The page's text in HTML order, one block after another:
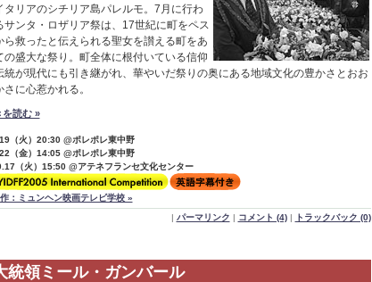
タリアのシチリア島パレルモ。7月に行わ
サンタ・ロザリア祭は、17世紀に町をペス
ら救ったと伝えられる聖女を讃える町をあ
の盛大な祭り。町全体に根付いている信仰
統が現代にも引き継がれ、華やいだ祭りの奥にある地域文化の豊かさとおお
さに心惹かれる。
を読む »
（火）20:30 @ポレポレ東中野
（金）14:05 @ポレポレ東中野
（火）15:50 @アテネフランセ文化センター
：ミュンヘン映画テレビ学校 »
| パーマリンク | コメント (4)| トラックバック (0)
統領ミール・ガンバール